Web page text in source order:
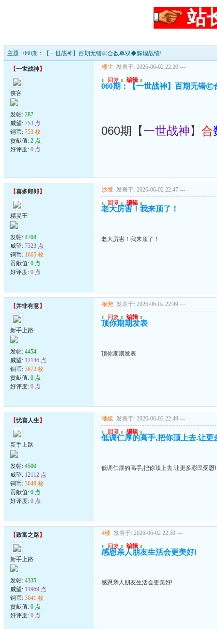
站
主题 : 060期：【一世战神】百期无错㊣合数单双◆辉煌战绩!
【一世战神】
侠客
发帖: 287
威望: 753 点
铜币: 753 枚
贡献值: 2 点
好评度: 0 点
楼主 发表于: 2026-06-02 22:20 ---
u 回复 u 编辑 u
060期：【一世战神】百期无错
060期【一世战神】 合
【喜多郎郎】
精灵王
发帖: 4708
威望: 7323 点
铜币: 1665 枚
贡献值: 0 点
好评度: 0 点
沙发 发表于: 2026-06-02 22:47 ---
u 回复 u 编辑 u
老大厉害！我来顶了！
老大厉害！我来顶了！
【并非有意】
新手上路
发帖: 4454
威望: 12146 点
铜币: 3672 枚
贡献值: 0 点
好评度: 0 点
板凳 发表于: 2026-06-02 22:49 ---
u 回复 u 编辑 u
顶你期期发表
顶你期期发表
【忧喜人生】
新手上路
发帖: 4500
威望: 12112 点
铜币: 3649 枚
贡献值: 0 点
好评度: 0 点
地板 发表于: 2026-06-02 22:49 ---
u 回复 u 编辑 u
低调仁厚的高手,把你顶上去.让更
低调仁厚的高手,把你顶上去.让更多彩民受恩!
【致富之路】
新手上路
发帖: 4335
威望: 11969 点
铜币: 3641 枚
贡献值: 0 点
好评度: 0 点
4楼 发表于: 2026-06-02 22:50 ---
u 回复 u 编辑 u
感恩亲人朋友生活会更美好!
感恩亲人朋友生活会更美好!